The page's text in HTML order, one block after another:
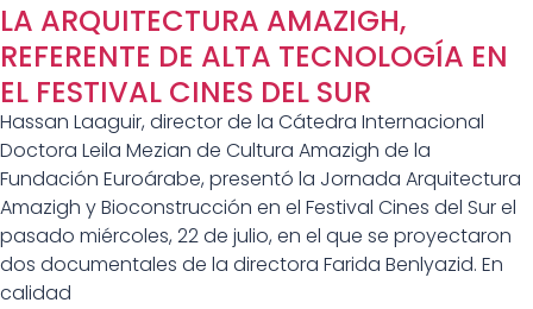
LA ARQUITECTURA AMAZIGH,
REFERENTE DE ALTA TECNOLOGÍA EN
EL FESTIVAL CINES DEL SUR
Hassan Laaguir, director de la Cátedra Internacional
Doctora Leila Mezian de Cultura Amazigh de la
Fundación Euroárabe, presentó la Jornada Arquitectura
Amazigh y Bioconstrucción en el Festival Cines del Sur el
pasado miércoles, 22 de julio, en el que se proyectaron
dos documentales de la directora Farida Benlyazid. En
calidad